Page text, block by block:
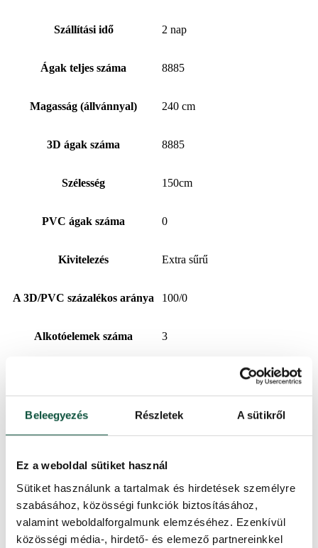
Beleegyezés Részletek A sütikről
Ez a weboldal sütiket használ
Sütiket használunk a tartalmak és hirdetések személyre
szabásához, közösségi funkciók biztosításához,
valamint weboldalforgalmunk elemzéséhez. Ezenkívül
közösségi média-, hirdető- és elemező partnereinkkel
Szállítási idő 2 nap
Ágak teljes száma 8885
Magasság (állvánnyal) 240 cm
3D ágak száma 8885
Szélesség 150cm
PVC ágak száma 0
Kivitelezés Extra sűrű
A 3D/PVC százalékos aránya 100/0
Alkotóelemek száma 3
A csúcs hosszúsága 20cm
Állvány (a csomag tartalmazza) Fém
Súly (brutto) 24